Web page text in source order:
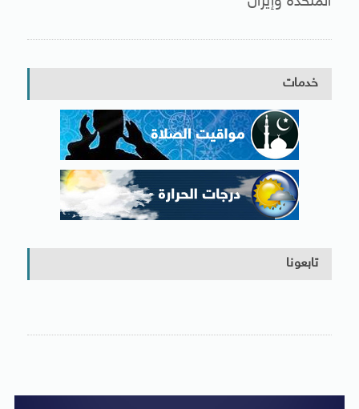
خدمات
تابعونا